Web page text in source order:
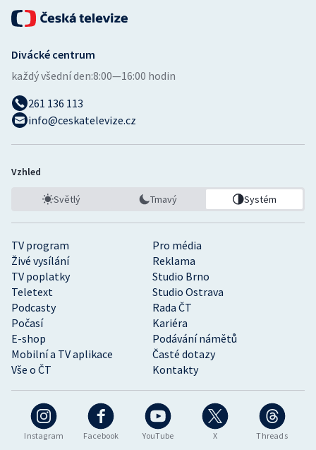
Instagram Facebook YouTube X Threads
TV program
Pro média
Živé vysílání
Reklama
TV poplatky
Studio Brno
Teletext
Studio Ostrava
Podcasty
Rada ČT
Počasí
Kariéra
E-shop
Podávání námětů
Mobilní a TV aplikace
Časté dotazy
Vše o ČT
Kontakty
Divácké centrum
každý všední den:8:00—16:00 hodin
261 136 113
info@ceskatelevize.cz
Vzhled
Světlý Tmavý Systém